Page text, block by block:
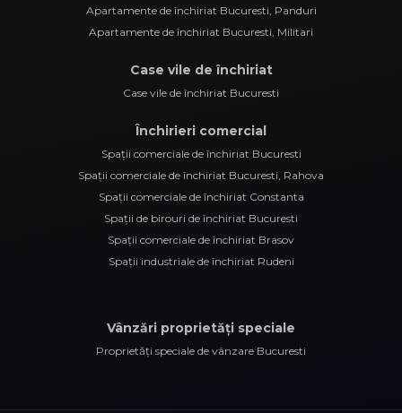
Apartamente de închiriat Bucuresti, Panduri
Apartamente de închiriat Bucuresti, Militari
Case vile de închiriat
Case vile de închiriat Bucuresti
Închirieri comercial
Spații comerciale de închiriat Bucuresti
Spații comerciale de închiriat Bucuresti, Rahova
Spații comerciale de închiriat Constanta
Spații de birouri de închiriat Bucuresti
Spații comerciale de închiriat Brasov
Spații industriale de închiriat Rudeni
Vânzări proprietăți speciale
Proprietăți speciale de vânzare Bucuresti